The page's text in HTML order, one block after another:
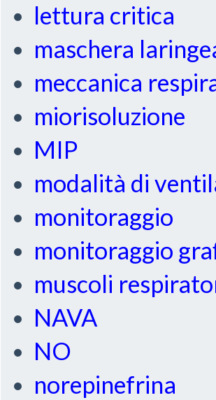
lettura critica
maschera
meccanica
miorisoluzione
MIP
modalità di
monitoraggio
monitoraggio
muscoli
NAVA
NO
norepinefrina